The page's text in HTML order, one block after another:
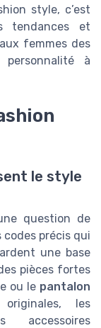
style, c’est
tendances et
femmes des
personnalité à
le style
question de
codes précis qui
une base
pièces fortes
ou le pantalon
originales, les